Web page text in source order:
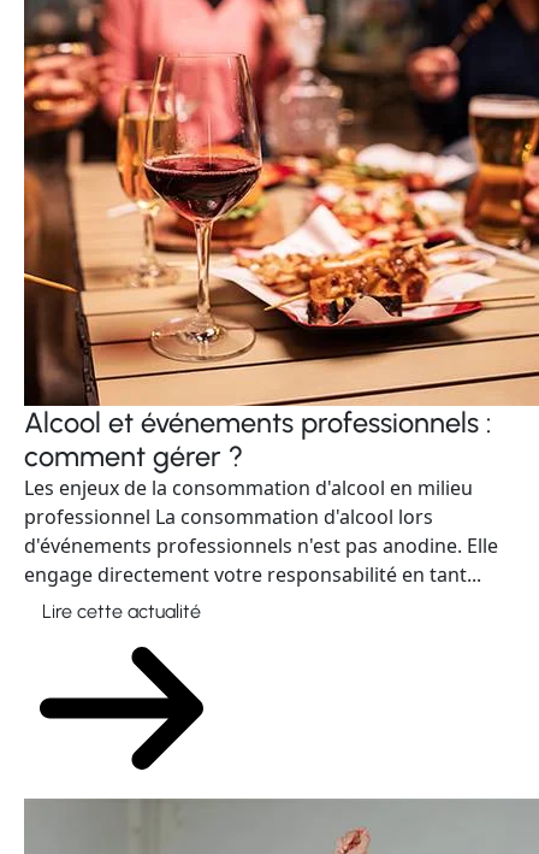
Alcool et événements professionnels :
comment gérer ?
Les enjeux de la consommation d'alcool en milieu
professionnel La consommation d'alcool lors
d'événements professionnels n'est pas anodine. Elle
engage directement votre responsabilité en tant...
Lire cette actualité